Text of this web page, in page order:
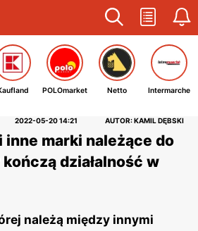
POLOmarket Netto Intermarche
2022-05-20 14:21 AUTOR: KAMIL DĘBSKI
inne marki należące do
kończą działalność w
należą między innymi